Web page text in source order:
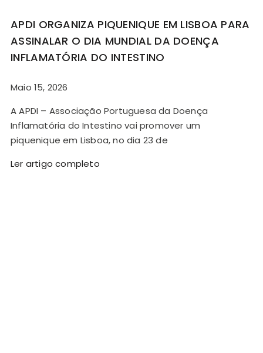
APDI ORGANIZA PIQUENIQUE EM LISBOA PARA
ASSINALAR O DIA MUNDIAL DA DOENÇA
INFLAMATÓRIA DO INTESTINO
Maio 15, 2026
A APDI – Associação Portuguesa da Doença
Inflamatória do Intestino vai promover um
piquenique em Lisboa, no dia 23 de
Ler artigo completo